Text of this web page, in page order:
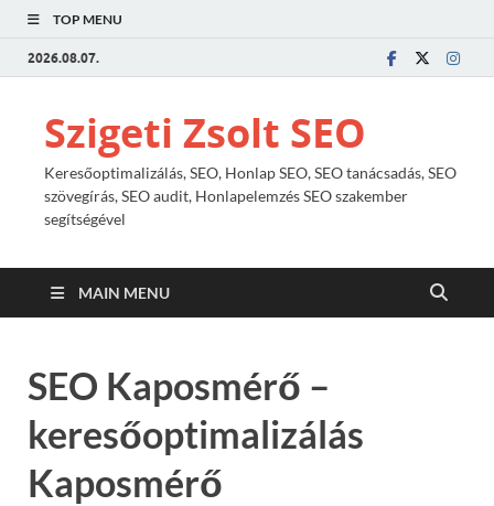
TOP MENU
2026.08.07.
Szigeti Zsolt SEO
Keresőoptimalizálás, SEO, Honlap SEO, SEO tanácsadás, SEO
szövegírás, SEO audit, Honlapelemzés SEO szakember
segítségével
MAIN MENU
SEO Kaposmérő –
keresőoptimalizálás
Kaposmérő